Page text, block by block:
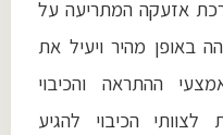
אזעקה המתריעה על
באופן מהיר ויעיל את
ההתראה והכיבוי
הכיבוי להגיע